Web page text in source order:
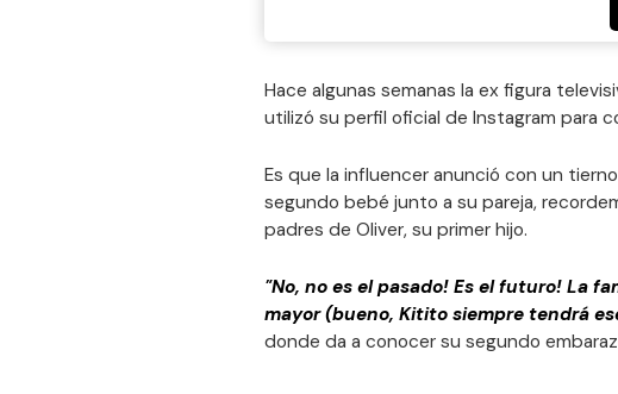
Hace algunas semanas la ex figura
utilizó su perfil oficial de Instagram para
Es que la influencer anunció con un
segundo bebé junto a su pareja,
padres de Oliver, su primer hijo.
"No, no es el pasado! Es el futuro! La
mayor (bueno, Kitito siempre tendrá
donde da a conocer su segundo